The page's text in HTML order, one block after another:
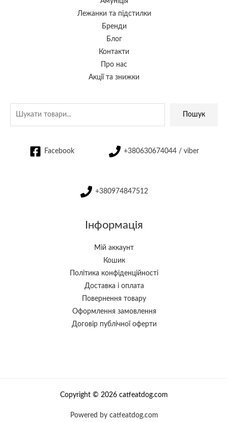
Лежанки та підстилки
Бренди
Блог
Контакти
Про нас
Акції та знижки
Пошук
Facebook +380630674044 / viber
+380974847512
Інформація
Мій аккаунт
Кошик
Політика конфіденційності
Доставка і оплата
Повернення товару
Оформлення замовлення
Договір публічної оферти
Copyright © 2026 catfeatdog.com
Powered by catfeatdog.com